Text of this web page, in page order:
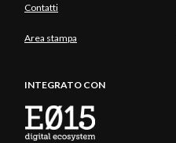
Contatti
Area stampa
INTEGRATO CON